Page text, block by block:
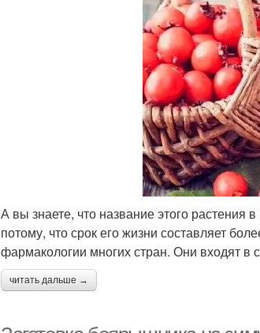
А вы знаете, что название этого растения
потому, что срок его жизни составляет
фармакологии многих стран. Они входят в
читать дальше →